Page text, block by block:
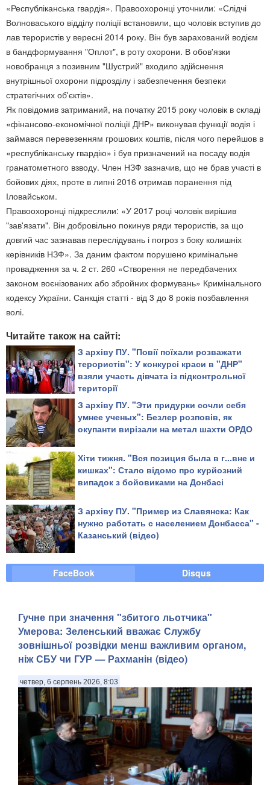
«Республіканська гвардія». Правоохоронці уточнили: «Слідчі
Волноваського відділу поліції встановили, що чоловік вступив до
лав терористів у вересні 2014 року. Він був зарахований водієм
в бандформування "Оплот", в роту охорони. В обов'язки
новобранця з позивним "Шустрий" входило здійснення
внутрішньої охорони підрозділу і забезпечення безпеки
стратегічних об'єктів».
Як повідомив затриманий, на початку 2015 року чоловік в складі
«фінансово-економічної поліції ДНР» виконував функції водія і
займався перевезенням грошових коштів, після чого перейшов в
«республіканську гвардію» і був призначений на посаду водія
гранатометного взводу. Член НЗФ зазначив, що не брав участі в
бойових діях, проте в липні 2016 отримав поранення під
Іловайськом.
Правоохоронці підкреслили: «У 2017 році чоловік вирішив
"зав'язати". Він добровільно покинув ряди терористів, за що
довгий час зазнавав переслідувань і погроз з боку колишніх
керівників НЗФ». За даним фактом порушено кримінальне
провадження за ч. 2 ст. 260 «Створення не передбачених
законом воєнізованих або збройних формувань» Кримінального
кодексу України. Санкція статті - від 3 до 8 років позбавлення
волі.
Читайте також на сайті:
З архіву ПУ. "Повії поїхали розважати
терористів": У конкурсі краси в "ДНР"
взяли участь дівчата із підконтрольної
території
З архіву ПУ. "Эти придурки сочли себя
умнее ученых": Безлер розповів, як
окупанти вирізали на метал шахти ОРДО
Хіти тижня. "Вся позиция была в г...вне и
кишках": Стало відомо про курйозний
випадок з бойовиками на Донбасі
З архіву ПУ. "Пример из Славянска: Как
нужно работать с населением Донбасса" -
Казанський (відео)
FaceBook Disqus
Гучне при значення "збитого льотчика"
Умерова: Зеленський вважає Службу
зовнішньої розвідки менш важливим органом,
ніж СБУ чи ГУР — Рахманін (відео)
четвер, 6 серпень 2026, 8:03